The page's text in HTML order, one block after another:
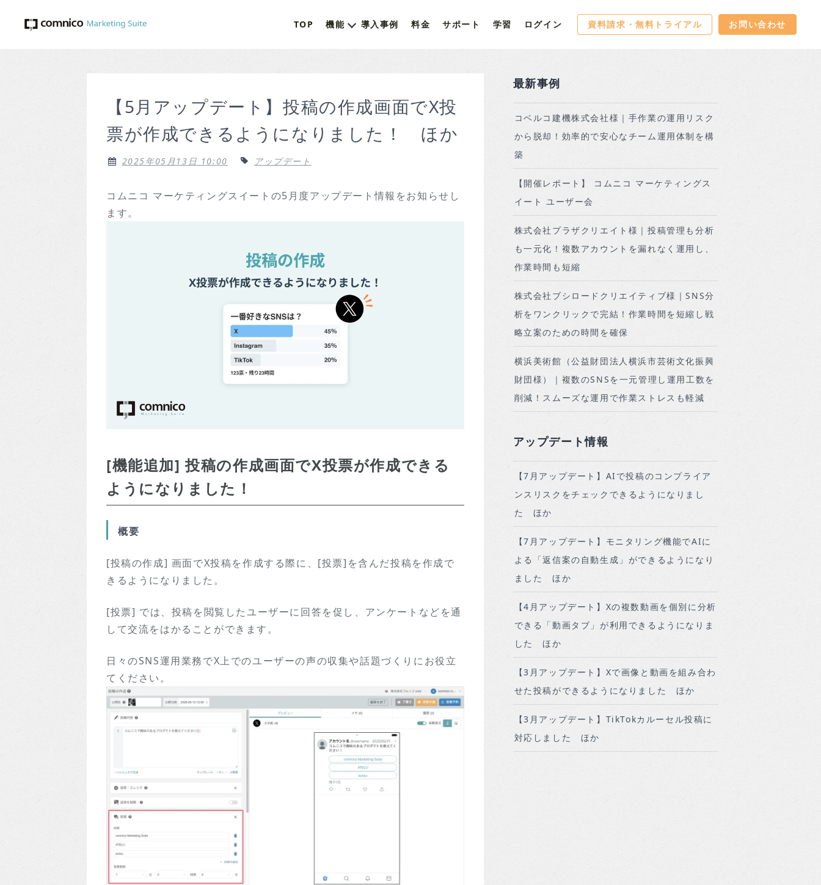
TOP 機能 導入事例 料金 サポート 学習 ログイン 資料請求・無料トライアル お問い合わせ
【5月アップデート】投稿の作成画面でX投
票が作成できるようになりました！ ほか
2025年05月13日 10:00 アップデート
コムニコ マーケティングスイートの5月度アップデート情報をお知らせし
ます。
[機能追加] 投稿の作成画面でX投票が作成できる
ようになりました！
概要
[投稿の作成] 画面でX投稿を作成する際に、[投票]を含んだ投稿を作成で
きるようになりました。
[投票] では、投稿を閲覧したユーザーに回答を促し、アンケートなどを通
して交流をはかることができます。
日々のSNS運用業務でX上でのユーザーの声の収集や話題づくりにお役立
てください。
最新事例
コベルコ建機株式会社様｜手作業の運用リスク
から脱却！効率的で安心なチーム運用体制を構
築
【開催レポート】 コムニコ マーケティングス
イート ユーザー会
株式会社プラザクリエイト様｜投稿管理も分析
も一元化！複数アカウントを漏れなく運用し、
作業時間も短縮
株式会社ブシロードクリエイティブ様｜SNS分
析をワンクリックで完結！作業時間を短縮し戦
略立案のための時間を確保
横浜美術館（公益財団法人横浜市芸術文化振興
財団様）｜複数のSNSを一元管理し運用工数を
削減！スムーズな運用で作業ストレスも軽減
アップデート情報
【7月アップデート】AIで投稿のコンプライア
ンスリスクをチェックできるようになりまし
た ほか
【7月アップデート】モニタリング機能でAIに
よる「返信案の自動生成」ができるようになり
ました ほか
【4月アップデート】Xの複数動画を個別に分析
できる「動画タブ」が利用できるようになりま
した ほか
【3月アップデート】Xで画像と動画を組み合わ
せた投稿ができるようになりました ほか
【3月アップデート】TikTokカルーセル投稿に
対応しました ほか